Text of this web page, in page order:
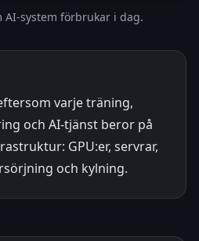
AI-system förbrukar i dag.
varje träning,
och AI-tjänst beror på
GPU:er, servrar,
och kylning.